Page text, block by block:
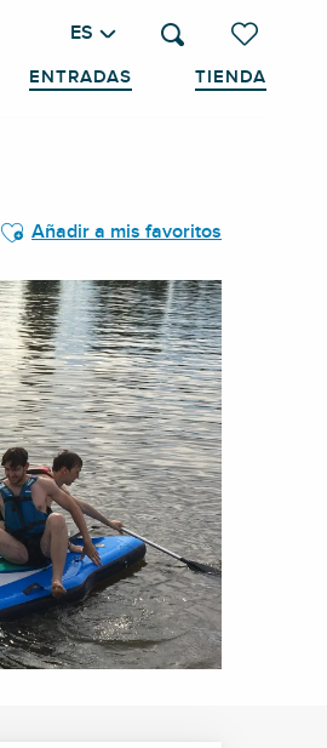
Voir les
Buscar
ES
ENTRADAS TIENDA
Ajouter aux favoris
Añadir a mis favoritos